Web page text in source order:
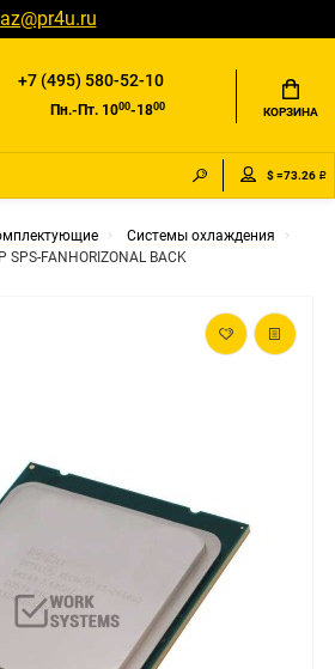
+7 (495) 580-52-10
Пн.-Пт. 1000-1800 КОРЗИНА
$ =73.26 ₽
Системы охлаждения
FANHORIZONAL BACK